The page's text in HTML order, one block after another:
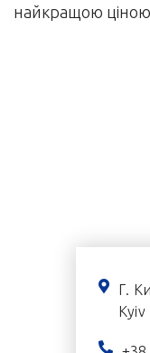
найкращою
Г.